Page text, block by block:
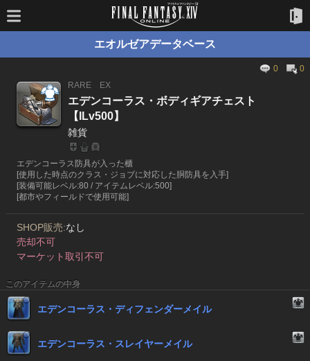
エオルゼアデータベース
0
0
RARE
EX
エデンコーラス・ボディギアチェスト
【ILv500】
雑貨
エデンコーラス防具が入った櫃
[使用した時点のクラス・ジョブに対応した胴防具を入手]
[装備可能レベル:80 / アイテムレベル:500]
[都市やフィールドで使用可能]
SHOP販売:なし
売却不可
マーケット取引不可
このアイテムの中身
エデンコーラス・ディフェンダーメイル
エデンコーラス・スレイヤーメイル